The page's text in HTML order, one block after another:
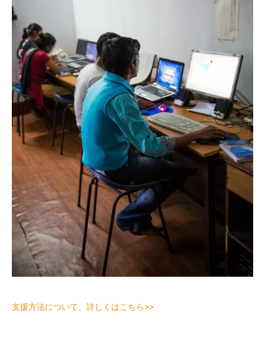
支援方法について、詳しくはこちら>>